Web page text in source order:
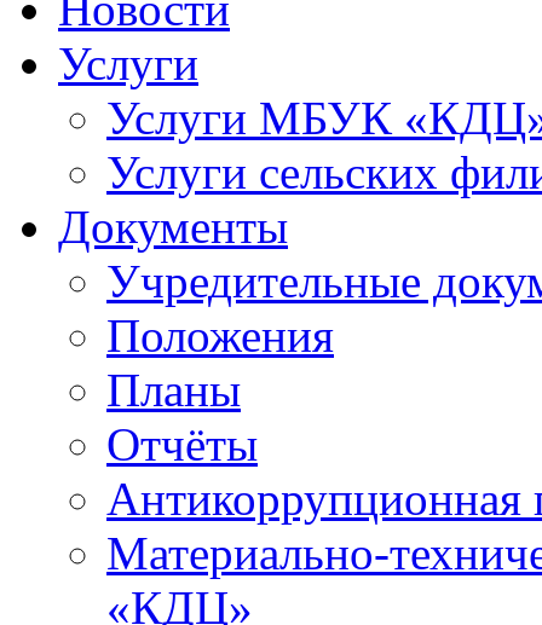
Услуги
Услуги МБУК
Услуги сельских
Документы
Учредительные
Положения
Планы
Отчёты
Антикоррупционная
Материально-
«КДЦ»